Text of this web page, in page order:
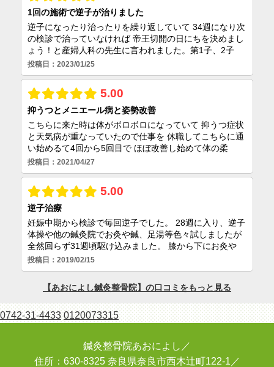
0742-31-4433 0120073315
鍼灸整骨院あおによし／
住所：630-8325 奈良県奈良市西木辻町122-1／